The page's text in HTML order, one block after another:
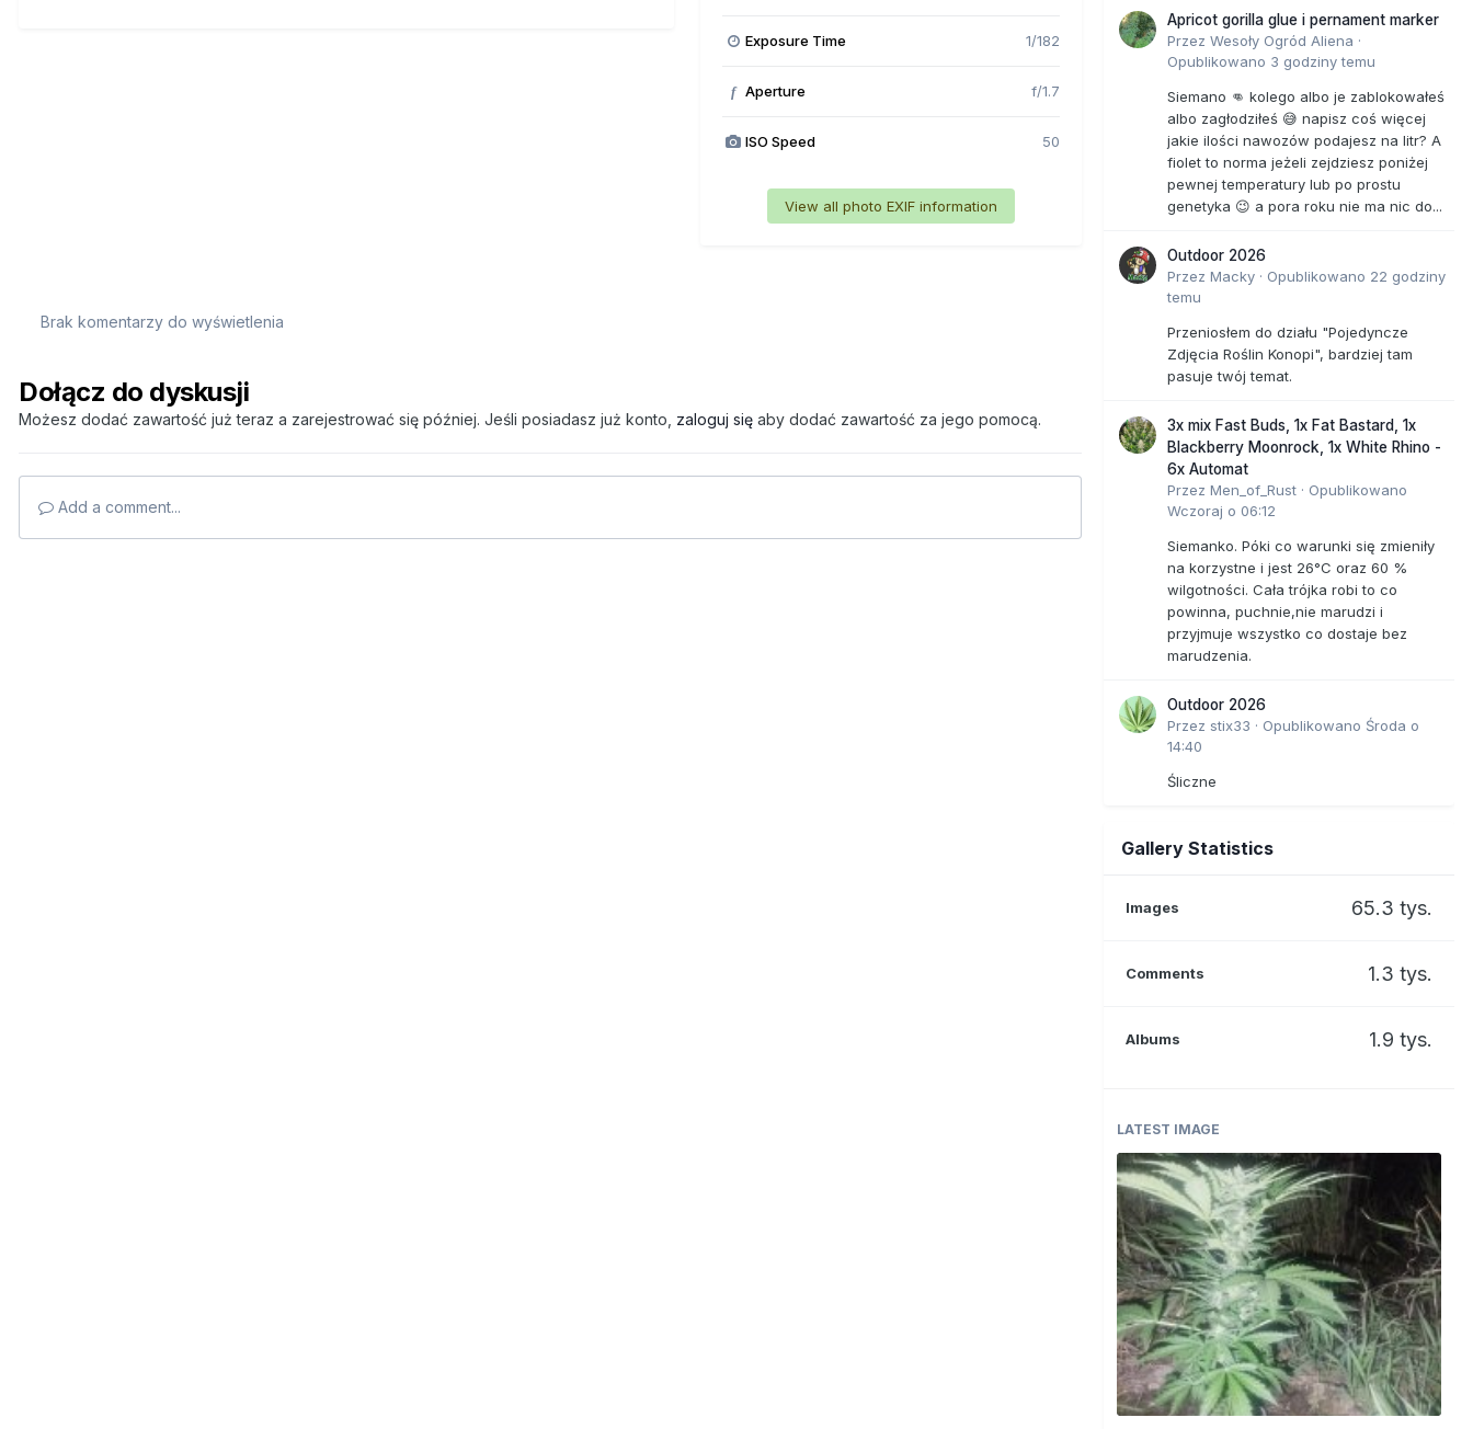
Exposure Time 1/182
f Aperture f/1.7
ISO Speed 50
View all photo EXIF information
Brak komentarzy do wyświetlenia
Dołącz do dyskusji
Możesz dodać zawartość już teraz a zarejestrować się później. Jeśli posiadasz już konto, zaloguj się aby dodać zawartość za jego pomocą.
Add a comment...
Apricot gorilla glue i pernament marker
Przez Wesoły Ogród Aliena ·
Opublikowano 3 godziny temu
Siemano 👊 kolego albo je zablokowałeś
albo zagłodziłeś 😅 napisz coś więcej
jakie ilości nawozów podajesz na litr? A
fiolet to norma jeżeli zejdziesz poniżej
pewnej temperatury lub po prostu
genetyka 😉 a pora roku nie ma nic do...
Outdoor 2026
Przez Macky · Opublikowano 22 godziny
temu
Przeniosłem do działu "Pojedyncze
Zdjęcia Roślin Konopi", bardziej tam
pasuje twój temat.
3x mix Fast Buds, 1x Fat Bastard, 1x
Blackberry Moonrock, 1x White Rhino -
6x Automat
Przez Men_of_Rust · Opublikowano
Wczoraj o 06:12
Siemanko. Póki co warunki się zmieniły
na korzystne i jest 26°C oraz 60 %
wilgotności. Cała trójka robi to co
powinna, puchnie,nie marudzi i
przyjmuje wszystko co dostaje bez
marudzenia.
Outdoor 2026
Przez stix33 · Opublikowano Środa o
14:40
Śliczne
Gallery Statistics
Images 65.3 tys.
Comments 1.3 tys.
Albums 1.9 tys.
LATEST IMAGE